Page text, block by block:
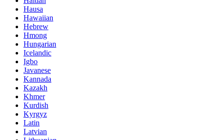
Hausa
Hawaiian
Hebrew
Hmong
Hungarian
Icelandic
Igbo
Javanese
Kannada
Kazakh
Khmer
Kurdish
Kyrgyz
Latin
Latvian